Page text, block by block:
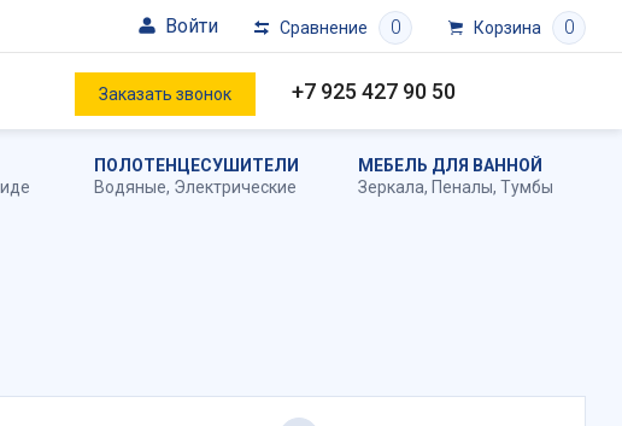
Войти Сравнение 0 Корзина 0
Заказать звонок +7 925 427 90 50
ПОЛОТЕНЦЕСУШИТЕЛИ
Водяные, Электрические
МЕБЕЛЬ ДЛЯ ВАННОЙ
Зеркала, Пеналы, Тумбы